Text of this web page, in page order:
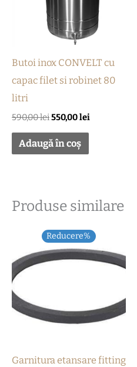
Butoi inox CONVELT cu
capac filet si robinet 80
litri
590,00lei550,00lei
Adaugă în coș
Produse similare
Reducere%
Garnitura etansare fitting